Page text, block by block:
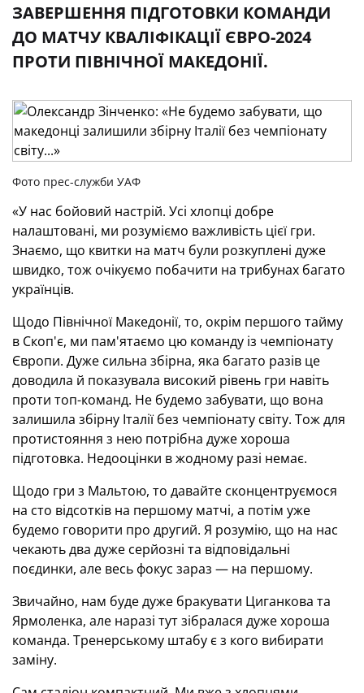
ЗАВЕРШЕННЯ ПІДГОТОВКИ КОМАНДИ
ДО МАТЧУ КВАЛІФІКАЦІЇ ЄВРО-2024
ПРОТИ ПІВНІЧНОЇ МАКЕДОНІЇ.
Фото прес-служби УАФ
«У нас бойовий настрій. Усі хлопці добре
налаштовані, ми розуміємо важливість цієї гри.
Знаємо, що квитки на матч були розкуплені дуже
швидко, тож очікуємо побачити на трибунах багато
українців.
Щодо Північної Македонії, то, окрім першого тайму
в Скоп'є, ми пам'ятаємо цю команду із чемпіонату
Європи. Дуже сильна збірна, яка багато разів це
доводила й показувала високий рівень гри навіть
проти топ-команд. Не будемо забувати, що вона
залишила збірну Італії без чемпіонату світу. Тож для
протистояння з нею потрібна дуже хороша
підготовка. Недооцінки в жодному разі немає.
Щодо гри з Мальтою, то давайте сконцентруємося
на сто відсотків на першому матчі, а потім уже
будемо говорити про другий. Я розумію, що на нас
чекають два дуже серйозні та відповідальні
поєдинки, але весь фокус зараз — на першому.
Звичайно, нам буде дуже бракувати Циганкова та
Ярмоленка, але наразі тут зібралася дуже хороша
команда. Тренерському штабу є з кого вибирати
заміну.